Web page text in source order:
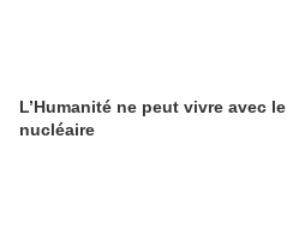
L’Humanité ne peut vivre avec le
nucléaire